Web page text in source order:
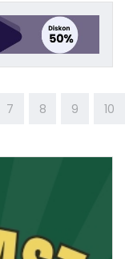
7 8 9 10